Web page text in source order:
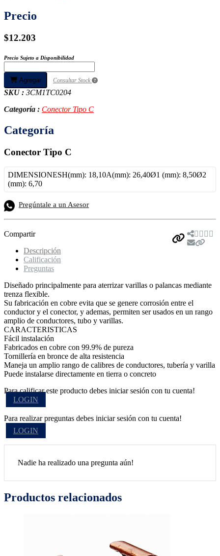
Precio
$12.203
Precio Sujeto a Disponibilidad
Agregar Consultar Stock
SKU : 3CM1TC0204
Categoría : Conector Tipo C
Categoría
Conector Tipo C
DIMENSIONESH(mm): 18,10A(mm): 26,40Ø1 (mm): 8,50Ø2
(mm): 6,70
Pregúntale a un Asesor
Compartir
Descripción
Calificación
Preguntas
Diseñado principalmente para aterrizar varillas o palancas mediante
trenza flexible.
Su fabricación en cobre evita que se genere corrosión entre el
conductor y el conector, y ademas, permiten ser usados en un rango
amplio de conductores, tubo y varillas.
CARACTERISTICAS
Fácil instalación
Fabricados en cobre con 99.9% de pureza
Tornillería en bronce de alta resistencia
Maneja un amplio rango de calibres de conductores, tubería y varilla
Puede instalarse directamente en tierra o concreto
Para calificar este producto debes iniciar sesión con tu cuenta!
LOGIN
Para realizar preguntas debes iniciar sesión con tu cuenta!
LOGIN
Nadie ha realizado una pregunta aún!
Productos relacionados